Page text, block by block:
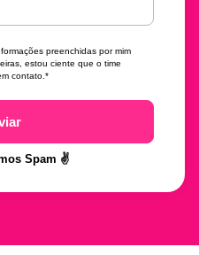
preenchidas por mim
estou ciente que o time
contato. *
Spam ✌️